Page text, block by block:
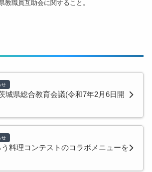
教職員互助会に関すること。
せ
城県総合教育会議(令和7年2月6日開
せ
料理コンテストのコラボメニューを